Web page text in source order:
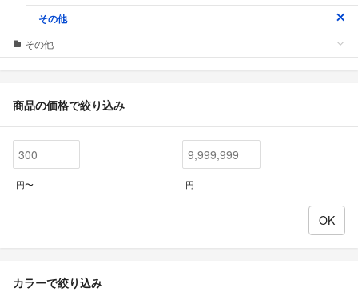
その他
その他
商品の価格で絞り込み
円〜 円
カラーで絞り込み